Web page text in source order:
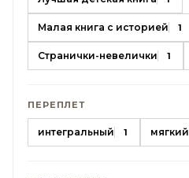
Малая книга с историей 1
Странички-невелички 1
ПЕРЕПЛЕТ
интегральный 1 мягкий